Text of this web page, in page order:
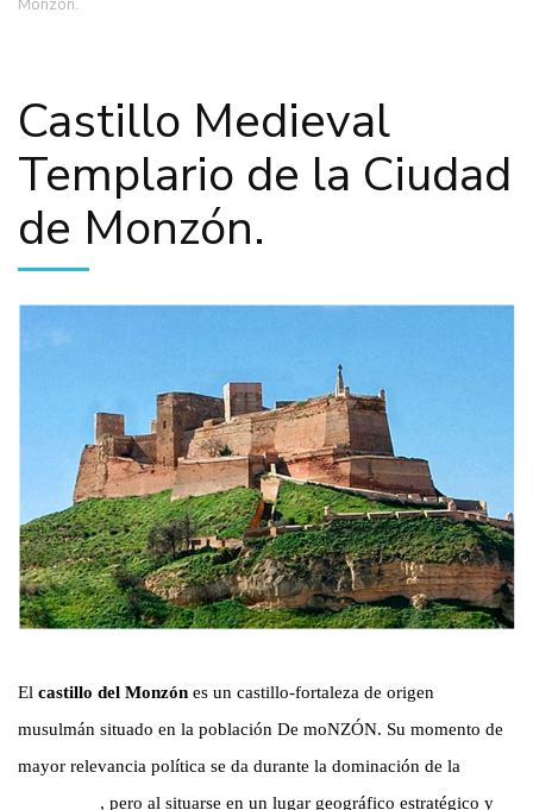
Monzón.
Castillo Medieval
Templario de la Ciudad
de Monzón.
El castillo del Monzón es un castillo-fortaleza de origen
musulmán situado en la población De moNZÓN. Su momento de
mayor relevancia política se da durante la dominación de la
, pero al situarse en un lugar geográfico estratégico y